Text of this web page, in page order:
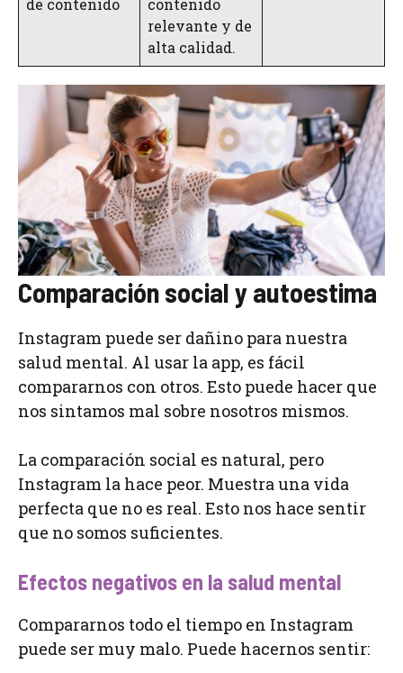
de contenido
contenido
relevante y de
alta calidad.
Comparación social y autoestima
Instagram puede ser dañino para nuestra
salud mental. Al usar la app, es fácil
compararnos con otros. Esto puede hacer que
nos sintamos mal sobre nosotros mismos.
La comparación social es natural, pero
Instagram la hace peor. Muestra una vida
perfecta que no es real. Esto nos hace sentir
que no somos suficientes.
Efectos negativos en la salud mental
Compararnos todo el tiempo en Instagram
puede ser muy malo. Puede hacernos sentir: